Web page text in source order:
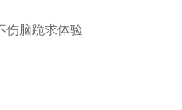
伤脑跪求体验